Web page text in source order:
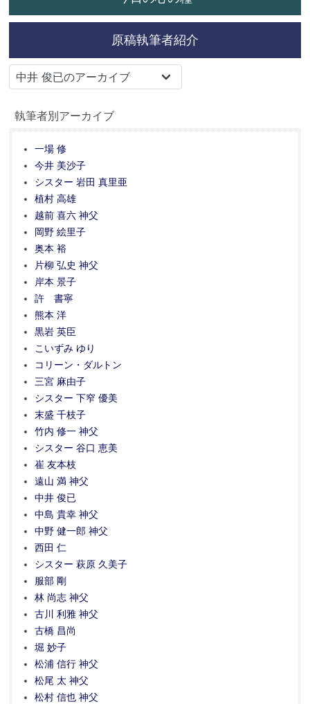
原稿執筆者紹介
執筆者別アーカイブ
一場 修
今井 美沙子
シスター 岩田 真里亜
植村 高雄
越前 喜六 神父
岡野 絵里子
奥本 裕
片柳 弘史 神父
岸本 景子
許 書寧
熊本 洋
黒岩 英臣
こいずみ ゆり
コリーン・ダルトン
三宮 麻由子
シスター 下窄 優美
末盛 千枝子
竹内 修一 神父
シスター 谷口 恵美
崔 友本枝
遠山 満 神父
中井 俊已
中島 貴幸 神父
中野 健一郎 神父
西田 仁
シスター 萩原 久美子
服部 剛
林 尚志 神父
古川 利雅 神父
古橋 昌尚
堀 妙子
松浦 信行 神父
松尾 太 神父
松村 信也 神父